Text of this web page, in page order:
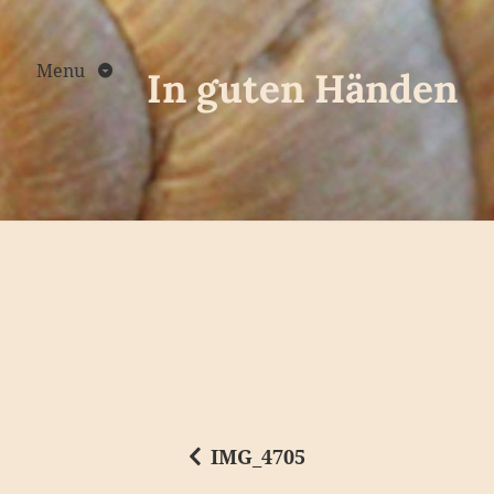
Skip
to
contentMenu In guten Händen
IMG_4705